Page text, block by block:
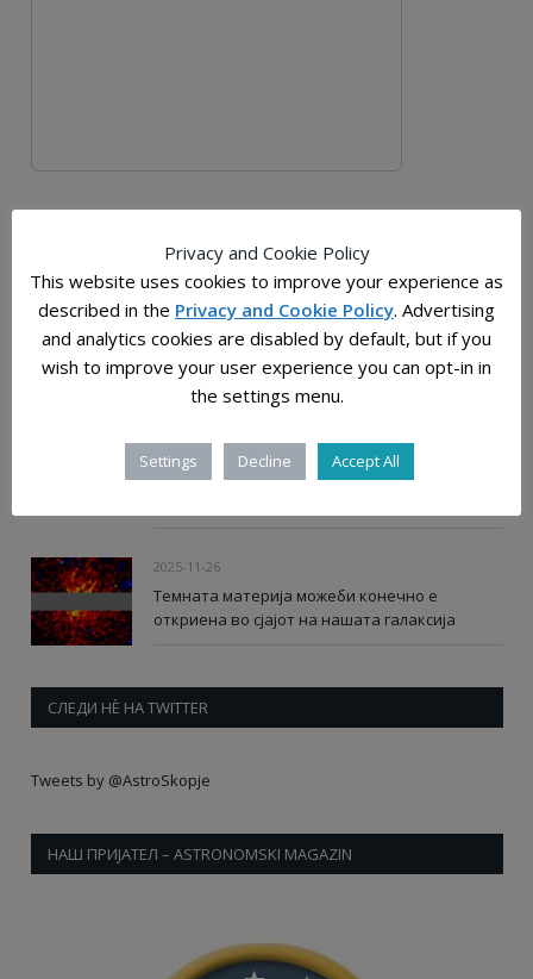
2025-12-28
Растојанијата во универзумот: човечката
мерка на бескрајот
Слатки молекули, прастаро „гумасто“ јадро и
ѕвездена прашина од супернови откриени
2025-11-26
Темната материја можеби конечно е
откриена во сјајот на нашата галаксија
СЛЕДИ НÈ НА TWITTER
Tweets by @AstroSkopje
НАШ ПРИЈАТЕЛ – ASTRONOMSKI MAGAZIN
Privacy and Cookie Policy
This website uses cookies to improve your experience as
described in the Privacy and Cookie Policy. Advertising
and analytics cookies are disabled by default, but if you
wish to improve your user experience you can opt-in in
the settings menu.
Settings Decline Accept All